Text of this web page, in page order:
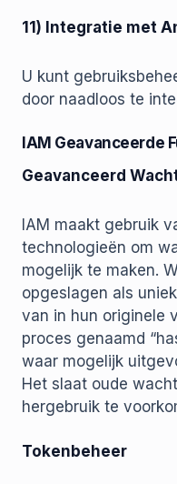
11) Integratie met
U kunt
door naadloos te
IAM Geavanceerde
Geavanceerd
IAM maakt gebruik
technologieën om
mogelijk te maken.
opgeslagen als
van in hun originele
proces genaamd
waar mogelijk
Het slaat oude
hergebruik te
Tokenbeheer